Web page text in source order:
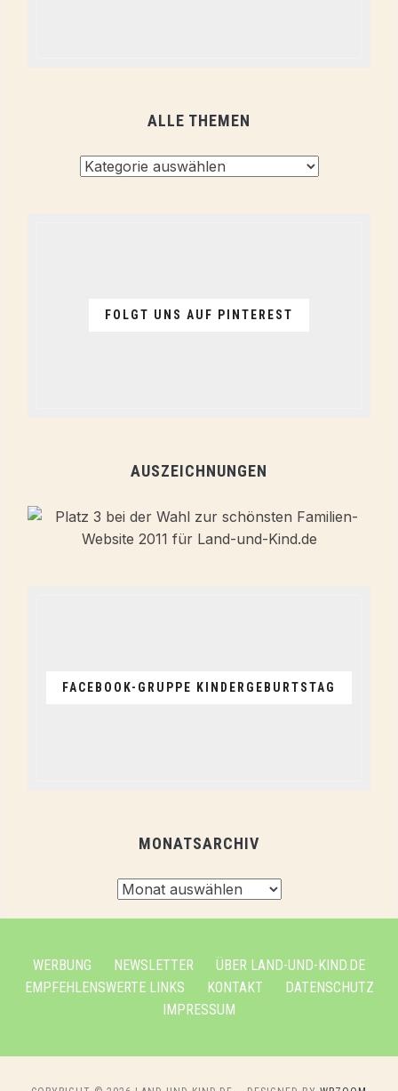
ALLE THEMEN
FOLGT UNS AUF PINTEREST
AUSZEICHNUNGEN
FACEBOOK-GRUPPE KINDERGEBURTSTAG
MONATSARCHIV
WERBUNG NEWSLETTER
ÜBER LAND-UND-KIND.DE
EMPFEHLENSWERTE LINKS
KONTAKT
DATENSCHUTZ
IMPRESSUM